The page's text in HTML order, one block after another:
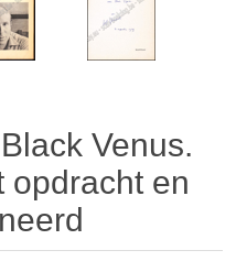
Venus.
opdracht en